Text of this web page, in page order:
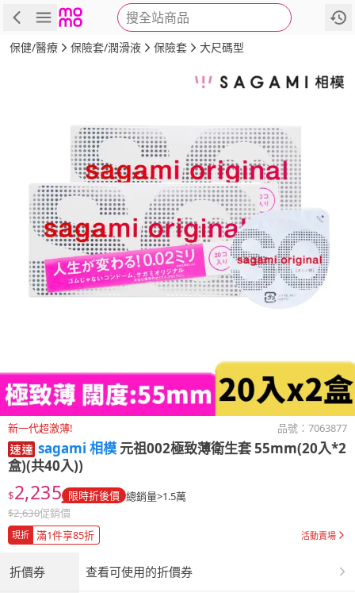
搜全站商品
商品 評價 詳情
保健/醫療 保險套/潤滑液 保險套 大尺碼型
新一代超激薄! 品號： 7063877
sagami 相模 元祖002極致薄衛生套 55mm(20入*2
盒)(共40入))
$2,235 限時折後價 總銷量>1.5萬
$2,630促銷價
現折 滿1件享85折 活動賣場
折價券 查看可使用的折價券